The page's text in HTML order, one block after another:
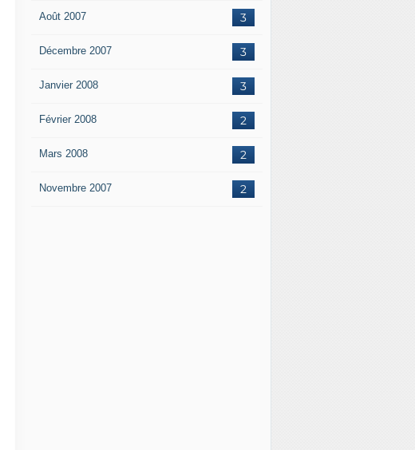
3
Août 2007
3
Décembre 2007
3
Janvier 2008
2
Février 2008
2
Mars 2008
2
Novembre 2007